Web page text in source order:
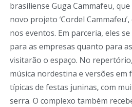
brasiliense Guga Cammafeu,
novo projeto ‘Cordel
nos eventos. Em parceria, eles
para as empresas quanto para
visitarão o espaço. No
música nordestina e versões em
típicas de festas juninas, com
serra. O complexo também